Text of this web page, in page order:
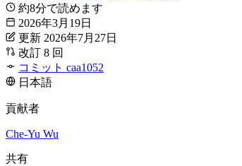
約8分で読めます
2026年3月19日
更新 2026年7月27日
改訂 8 回
コミット caa1052
日本語
貢献者
Che-Yu Wu
共有